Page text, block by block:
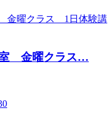
金曜クラス…